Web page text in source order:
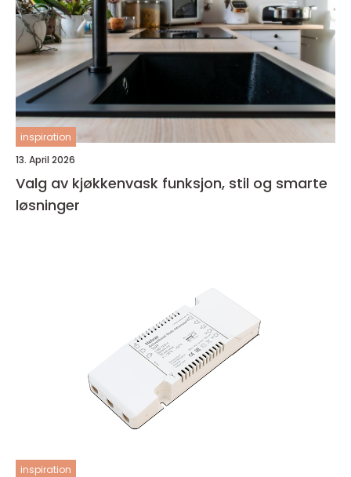
inspiration
13. April 2026
Valg av kjøkkenvask funksjon, stil og smarte
løsninger
inspiration